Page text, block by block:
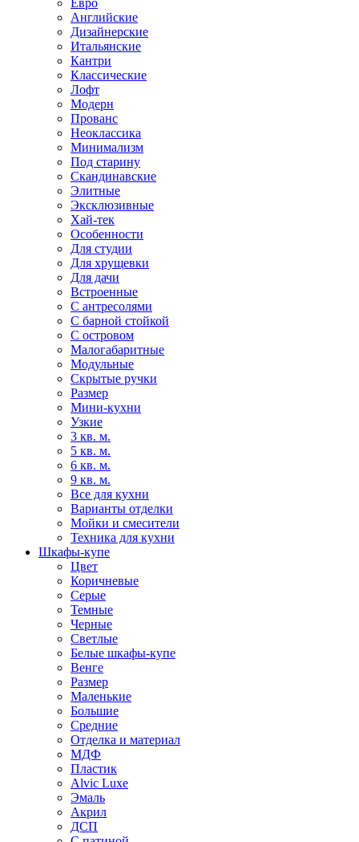
Евро
Английские
Дизайнерские
Итальянские
Кантри
Классические
Лофт
Модерн
Прованс
Неоклассика
Минимализм
Под старину
Скандинавские
Элитные
Эксклюзивные
Хай-тек
Особенности
Для студии
Для хрущевки
Для дачи
Встроенные
С антресолями
С барной стойкой
С островом
Малогабаритные
Модульные
Скрытые ручки
Размер
Мини-кухни
Узкие
3 кв. м.
5 кв. м.
6 кв. м.
9 кв. м.
Все для кухни
Варианты отделки
Мойки и смесители
Техника для кухни
Шкафы-купе
Цвет
Коричневые
Серые
Темные
Черные
Светлые
Белые шкафы-купе
Венге
Размер
Маленькие
Большие
Средние
Отделка и материал
МДФ
Пластик
Alvic Luxe
Эмаль
Акрил
ДСП